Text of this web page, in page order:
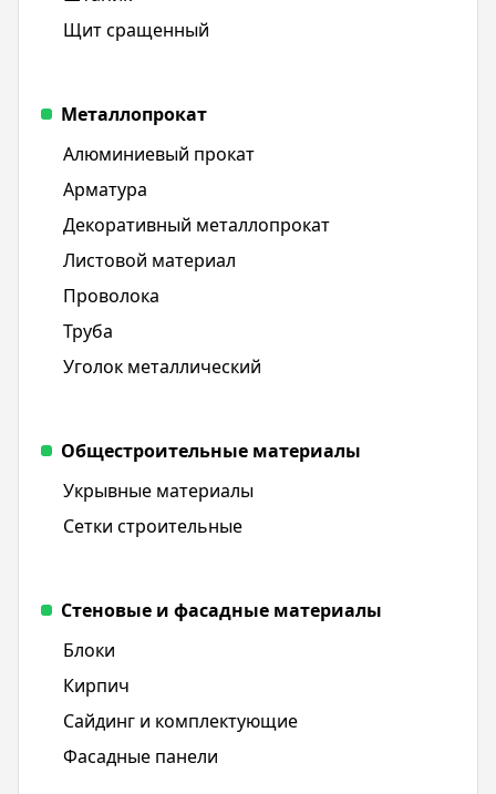
Щит срaщенный
Металлопрокат
Алюминиевый прокат
Арматура
Декоративный металлопрокат
Листовой материал
Проволока
Труба
Уголок металлический
Общестроительные материалы
Укрывные материалы
Сетки строительные
Стеновые и фасадные материалы
Блоки
Кирпич
Сайдинг и комплектующие
Фасадные панели